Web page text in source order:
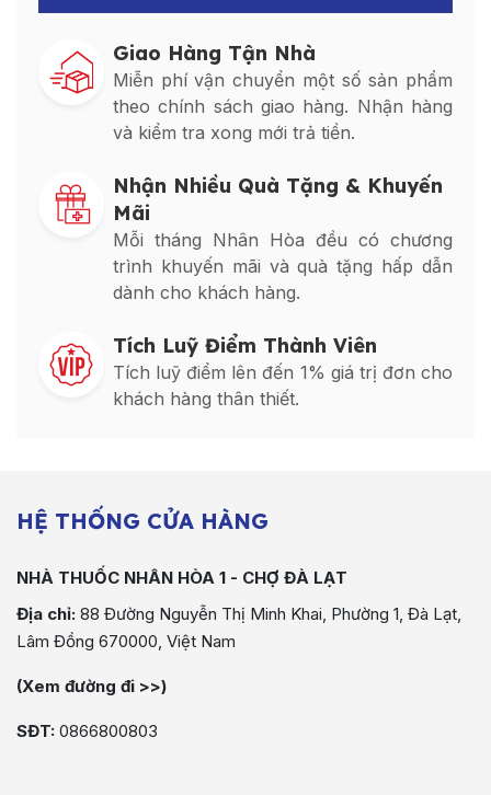
Giao Hàng Tận Nhà
Miễn phí vận chuyển một số sản phẩm
theo chính sách giao hàng. Nhận hàng
và kiểm tra xong mới trả tiền.
Nhận Nhiều Quà Tặng & Khuyến
Mãi
Mỗi tháng Nhân Hòa đều có chương
trình khuyến mãi và quà tặng hấp dẫn
dành cho khách hàng.
Tích Luỹ Điểm Thành Viên
Tích luỹ điểm lên đến 1% giá trị đơn cho
khách hàng thân thiết.
HỆ THỐNG CỬA HÀNG
NHÀ THUỐC NHÂN HÒA 1 - CHỢ ĐÀ LẠT
Địa chỉ: 88 Đường Nguyễn Thị Minh Khai, Phường 1, Đà Lạt,
Lâm Đồng 670000, Việt Nam
(Xem đường đi >>)
SĐT: 0866800803